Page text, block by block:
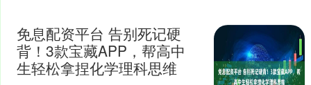
免息配资平台 告别死记硬
背！3款宝藏APP，帮高中
生轻松拿捏化学理科思维